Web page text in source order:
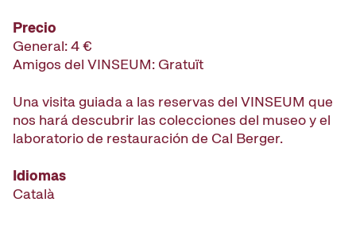
Precio
General: 4 €
Amigos del VINSEUM: Gratuït
Una visita guiada a las reservas del VINSEUM que
nos hará descubrir las colecciones del museo y el
laboratorio de restauración de Cal Berger.
Idiomas
Català